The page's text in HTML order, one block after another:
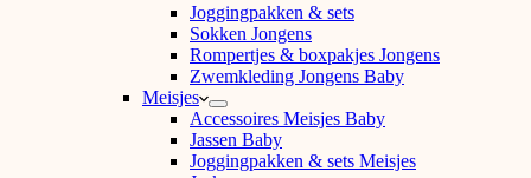
Joggingpakken & sets
Sokken Jongens
Rompertjes & boxpakjes Jongens
Zwemkleding Jongens Baby
Meisjes
Accessoires Meisjes Baby
Jassen Baby
Joggingpakken & sets Meisjes